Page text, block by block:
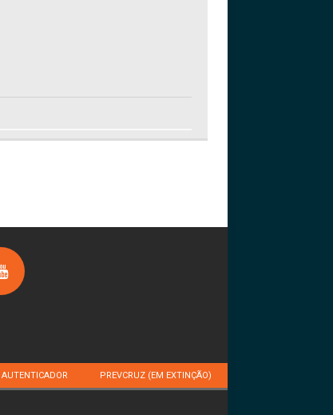
AUTENTICADOR PREVCRUZ (EM EXTINÇÃO)